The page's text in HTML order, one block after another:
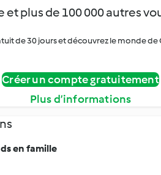
plus de 100 000 autres
de 30 jours et découvrez le monde
Créer un compte gratuitement
Plus d’informations
en famille